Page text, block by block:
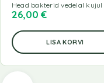
Head bakterid vedelal kujul
26,00 €
LISA KORVI